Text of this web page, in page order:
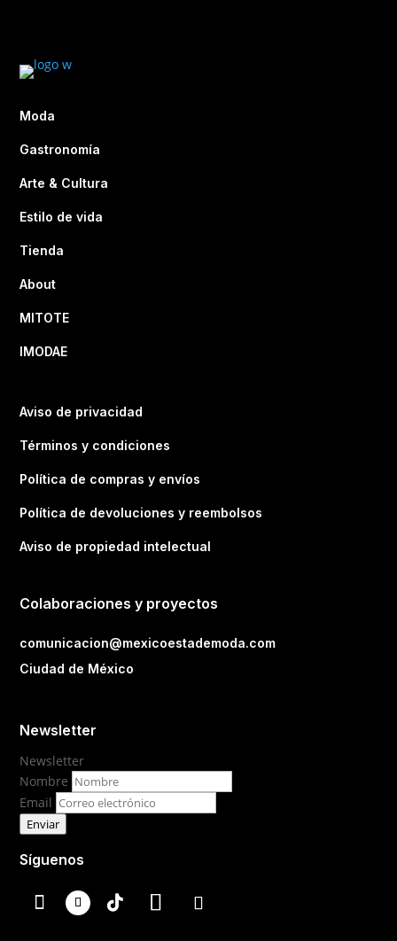
Moda
Gastronomía
Arte & Cultura
Estilo de vida
Tienda
About
MITOTE
IMODAE
Aviso de privacidad
Términos y condiciones
Política de compras y envíos
Política de devoluciones y reembolsos
Aviso de propiedad intelectual
Colaboraciones y proyectos
comunicacion@mexicoestademoda.com
Ciudad de México
Newsletter
Newsletter
Nombre
Email
Enviar
Síguenos